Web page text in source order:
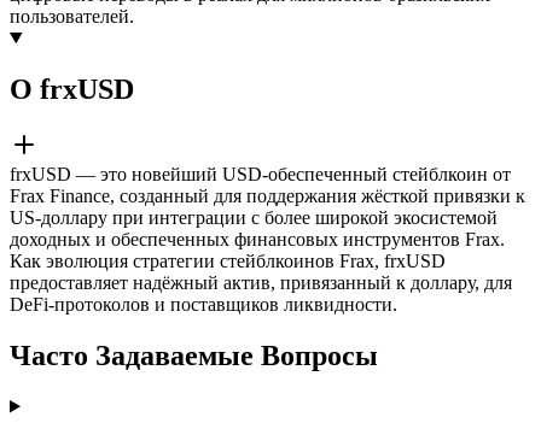
пользователей.
О frxUSD
frxUSD — это новейший USD-обеспеченный стейблкоин от
Frax Finance, созданный для поддержания жёсткой привязки к
US-доллару при интеграции с более широкой экосистемой
доходных и обеспеченных финансовых инструментов Frax.
Как эволюция стратегии стейблкоинов Frax, frxUSD
предоставляет надёжный актив, привязанный к доллару, для
DeFi-протоколов и поставщиков ликвидности.
Часто Задаваемые Вопросы